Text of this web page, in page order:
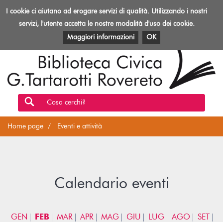
Toggle
Biblioteca
Rovereto
EVENTI E ATTIVITÀ PATRIMONIO E RISORSE
Cosa cerchi?
Home page Eventi e attività
Calendario eventi
GEN FEB MAR APR MAG GIU LUG AGO
SET
I cookie ci aiutano ad erogare servizi di qualità. Utilizzando i nostri
servizi, l'utente accetta le nostre modalità d'uso dei cookie.
Maggiori informazioni
OK